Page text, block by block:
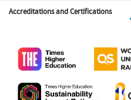
Accreditations and Certifications